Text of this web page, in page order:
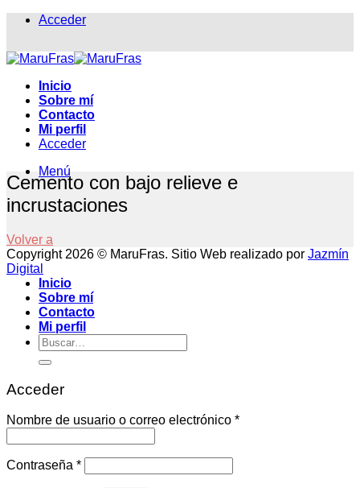
Saltar Acceder
Inicio
Sobre mí
Contacto
Mi perfil
Acceder
Menú
Cemento con bajo relieve e
incrustaciones
Volver a
Copyright 2026 © MaruFras. Sitio Web realizado por Jazmín
Digital
Inicio
Sobre mí
Contacto
Mi perfil
Buscar
por:
Acceder
Nombre de usuario o correo electrónico *Obligatorio
Contraseña *Obligatorio